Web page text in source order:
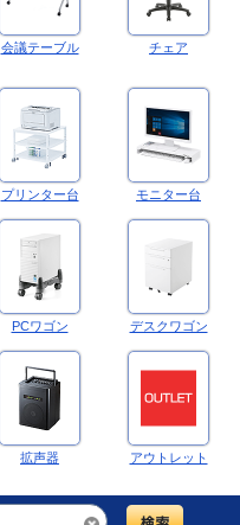
会議テーブル チェア
プリンター台 モニター台
PCワゴン デスクワゴン
拡声器 アウトレット